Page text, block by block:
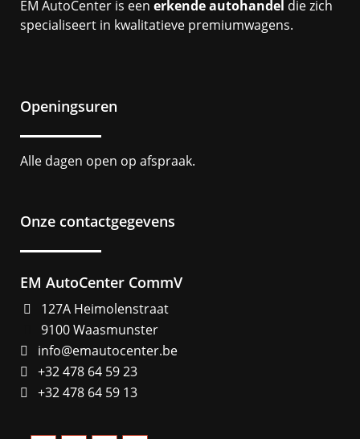
EM AutoCenter is een erkende autohandel die zich
specialiseert in kwalitatieve premiumwagens.
Openingsuren
Alle dagen open op afspraak.
Onze contactgegevens
EM AutoCenter CommV
127A Heimolenstraat
9100 Waasmunster
info@emautocenter.be
+32 478 64 59 23
+32 478 64 59 13